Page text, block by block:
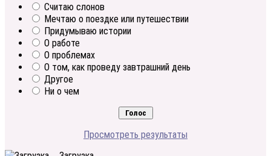
Считаю слонов
Мечтаю о поездке или путешествии
Придумываю истории
О работе
О проблемах
О том, как проведу завтрашний день
Другое
Ни о чем
Просмотреть результаты